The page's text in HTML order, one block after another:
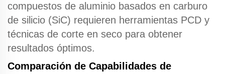
compuestos de aluminio basados en carburo
de silicio (SiC) requieren herramientas PCD y
técnicas de corte en seco para obtener
resultados óptimos.
Comparación de Capabilidades de